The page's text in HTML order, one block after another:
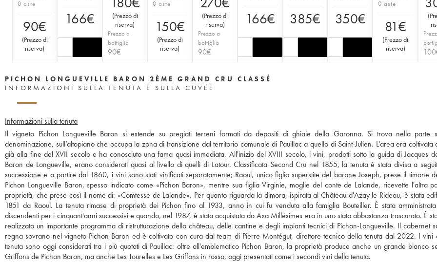
0 aste
90€
(Prezzo di
riserva)
166€ (Prezzo di
riserva)
Prezzo a
bottiglia
90€
0 aste
150€
(Prezzo di
riserva)
(Prezzo di
riserva)
Prezzo a
bottiglia
90€
166€ 385€ 350€
0 aste
81€
(Prezzo di
riserva)
(
100
PICHON LONGUEVILLE BARON 2ÈME GRAND CRU CLASSÉ
INFORMAZIONI SULLA TENUTA E SULLA CUVÉE
Informazioni sulla tenuta
Il vigneto Pichon Longueville Baron si estende su pregiati terreni formati da depositi di ghiaie della Garonna. Si trova nella parte
denominazione, sull’altopiano che occupa la zona di transizione dal territorio comunale di Pauillac a quello di Saint-Julien. L’area era coltivata
già alla fine del XVII secolo e ha conosciuto una fama quasi immediata. All'inizio del XVIII secolo, i vini, prodotti sotto la guida di Jacques
Baron de Longueville, erano considerati quasi al livello di quelli di Latour. Classificata Second Cru nel 1855, la tenuta è stata divisa a
successione e a partire dal 1860, i vini sono stati vinificati separatamente; Raoul, unico figlio superstite del barone Joseph, prese il timone
Pichon Longueville Baron, spesso indicato come «Pichon Baron», mentre sua figlia Virginie, moglie del conte de Lalande, ricevette l'altra
proprietà, che prese così il nome di: «Comtesse de Lalande». Per quanto riguarda la dimora, ispirata al Château d'Azay le Rideau, è stata
1851 da Raoul. La tenuta rimase di proprietà dei Pichon fino al 1933, anno in cui fu venduta alla famiglia Bouteiller. È stata
discendenti per i cinquant'anni successivi e quando, nel 1987, è stata acquistata da Axa Millésimes era in uno stato abbastanza trascurato. È
realizzato un importante programma di ristrutturazione dello château, delle cantine e degli impianti tecnici di Pichon-Longueville. Il cabernet
regna sovrano nel vigneto Pichon Baron ed è coltivato con cura dal team di Pierre Montégut, direttore tecnico della tenuta dal 2022. I vini
tenuta sono oggi considerati tra i più quotati di Pauillac: oltre all'emblematico Pichon Baron, la proprietà produce anche un grande bianco
Griffons de Pichon Baron, ma anche Les Tourelles e Les Griffons in rosso, oggi presentati come i secondi vini della tenuta.